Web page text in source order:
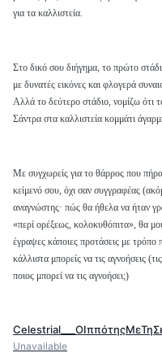
για τα καλλιστεία.
Στο δικό σου διήγημα, το πρώτο
με δυνατές εικόνες και φλογερά
Αλλά το δεύτερο στάδιο, νομίζω ότι
Σάντρα στα καλλιστεία κομμάτι
Με συγχωρείς για το θάρρος που
κείμενό σου, όχι σαν συγγραφέας
αναγνώστης· πώς θα ήθελα να ήταν
«περί ορέξεως, κολοκυθόπιτα», θα
έγραψες κάποιες προτάσεις με
κάλλιστα μπορείς να τις αγνοήσεις
ποιος μπορεί να τις αγνοήσει;)
Unavailable